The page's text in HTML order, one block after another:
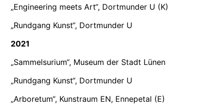
„Engineering meets Art“, Dortmunder U (K)
„Rundgang Kunst“, Dortmunder U
2021
„Sammelsurium“, Museum der Stadt Lünen
„Rundgang Kunst“, Dortmunder U
„Arboretum“, Kunstraum EN, Ennepetal (E)